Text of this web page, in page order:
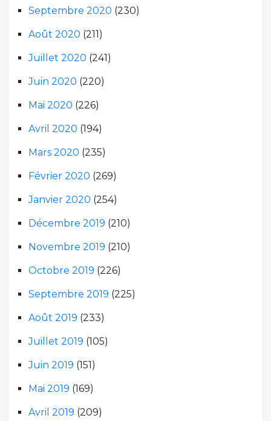
Septembre 2020 (230)
Août 2020 (211)
Juillet 2020 (241)
Juin 2020 (220)
Mai 2020 (226)
Avril 2020 (194)
Mars 2020 (235)
Février 2020 (269)
Janvier 2020 (254)
Décembre 2019 (210)
Novembre 2019 (210)
Octobre 2019 (226)
Septembre 2019 (225)
Août 2019 (233)
Juillet 2019 (105)
Juin 2019 (151)
Mai 2019 (169)
Avril 2019 (209)